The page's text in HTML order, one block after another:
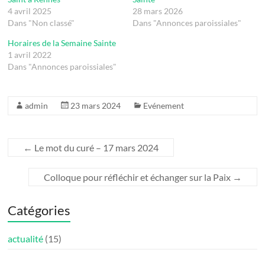
4 avril 2025
Dans "Non classé"
28 mars 2026
Dans "Annonces paroissiales"
Horaires de la Semaine Sainte
1 avril 2022
Dans "Annonces paroissiales"
admin 23 mars 2024 Evénement
← Le mot du curé – 17 mars 2024
Colloque pour réfléchir et échanger sur la Paix →
Catégories
actualité (15)